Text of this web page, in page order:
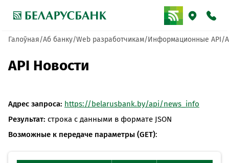
Галоўная Аб банку Web разработчикам Информационные API
API Новости
Адрес запроса: https://belarusbank.by/api/news_info
Результат: строка с данными в формате JSON
Возможные к передаче параметры (GET):